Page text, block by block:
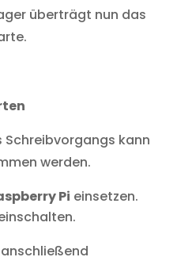
überträgt nun das
Schreibvorgangs kann
werden.
Pi einsetzen.